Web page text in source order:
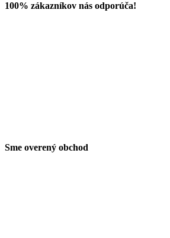
100% zákazníkov nás odporúča!
Sme overený obchod